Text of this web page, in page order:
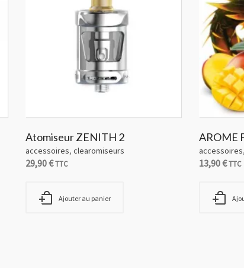
Atomiseur ZENITH 2
accessoires, clearomiseurs
29,90€TTC
Ajouter au panier
AROME
accessoires,
13,90€TTC